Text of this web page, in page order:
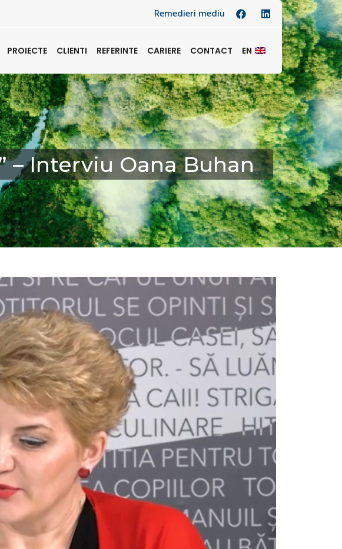
Remedieri mediu
PROIECTE CLIENTI REFERINTE CARIERE CONTACT EN
– Interviu Oana Buhan